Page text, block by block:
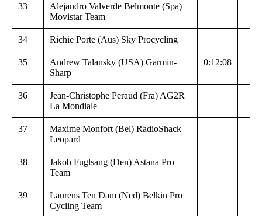
33
Alejandro Valverde Belmonte (Spa)
Movistar Team
34 Richie Porte (Aus) Sky Procycling
35
Andrew Talansky (USA) Garmin-
Sharp
0:12:08
36
Jean-Christophe Peraud (Fra) AG2R
La Mondiale
37
Maxime Monfort (Bel) RadioShack
Leopard
38
Jakob Fuglsang (Den) Astana Pro
Team
39
Laurens Ten Dam (Ned) Belkin Pro
Cycling Team